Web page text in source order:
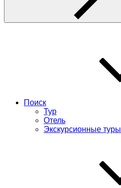
Поиск
Тур
Отель
Экскурсионные туры